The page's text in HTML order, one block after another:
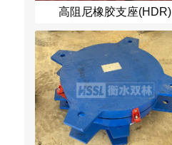
高阻尼橡胶支座(HDR)